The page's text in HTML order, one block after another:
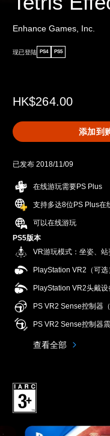
Enhance Games, Inc.
现已登陆 PS4 PS5
HK$264.00
添加到
已发布 2018/11/09
在线游玩需要PS Plus
支持多达8位PS Plus在
可以在线游玩
PS5版本
VR游玩模式：坐姿、站
PlayStation VR2（可选
PlayStation VR2头戴设
PS VR2 Sense控制器（
PS VR2 Sense控制器震
查看全部